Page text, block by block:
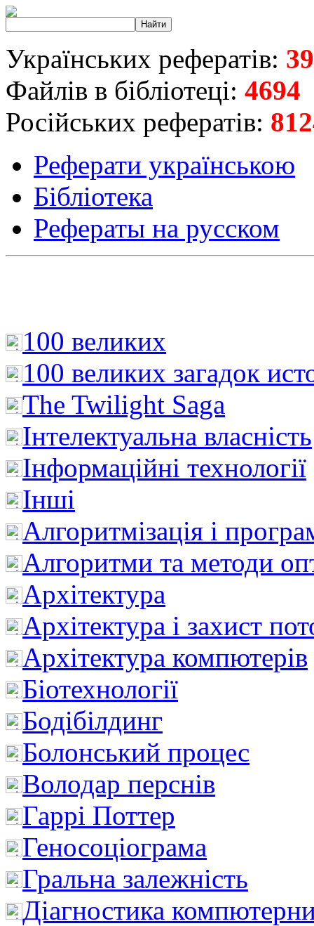
Українських рефератів:
Файлів в бібліотеці: 4694
Російських рефератів:
Реферати українською
Бібліотека
Рефераты на русском
100 великих
100 великих загадок
The Twilight Saga
Інтелектуальна влaсність
Інформаційні технології
Інші
Алгоритмізація і
Алгоритми та методи
Архітектура
Архітектура і захист
Архітектура компютерів
Біотехнології
Бодібілдинг
Болонський процес
Володар перснів
Гаррі Поттер
Геносоціограма
Гральна залежність
Діагностика